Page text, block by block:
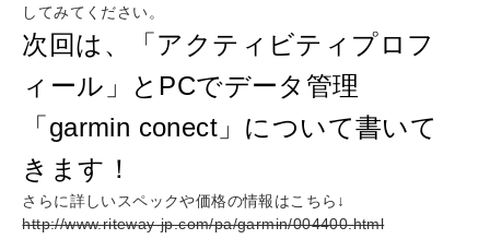
してみてください。
次回は、「アクティビティプロフ
ィール」とPCでデータ管理
「garmin conect」について書いて
きます！
さらに詳しいスペックや価格の情報はこちら↓
http://www.riteway-jp.com/pa/garmin/004400.html